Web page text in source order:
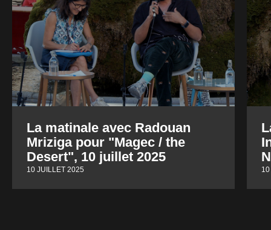
La matinale avec Radouan
Mriziga pour "Magec / the
Desert", 10 juillet 2025
10 JUILLET 2025